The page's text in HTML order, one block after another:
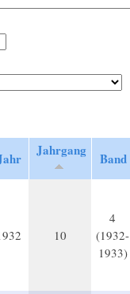
Jahrgang Band
10
4
(1932-
1933)